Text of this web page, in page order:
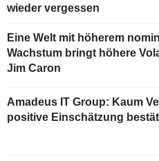
wieder vergessen
Eine Welt mit höherem
Wachstum bringt höhere
Jim Caron
Amadeus IT Group: Kaum
positive Einschätzung